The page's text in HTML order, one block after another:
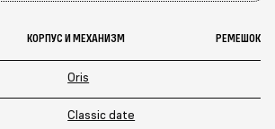
КОРПУС И МЕХАНИЗМ РЕМЕШОК
Oris
Classic date